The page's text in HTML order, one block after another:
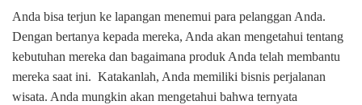
Anda bisa terjun ke lapangan menemui para pelanggan Anda.
Dengan bertanya kepada mereka, Anda akan mengetahui tentang
kebutuhan mereka dan bagaimana produk Anda telah membantu
mereka saat ini. Katakanlah, Anda memiliki bisnis perjalanan
wisata. Anda mungkin akan mengetahui bahwa ternyata